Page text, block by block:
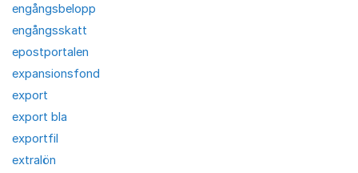
engångsbelopp
engångsskatt
epostportalen
expansionsfond
export
export bla
exportfil
extralön